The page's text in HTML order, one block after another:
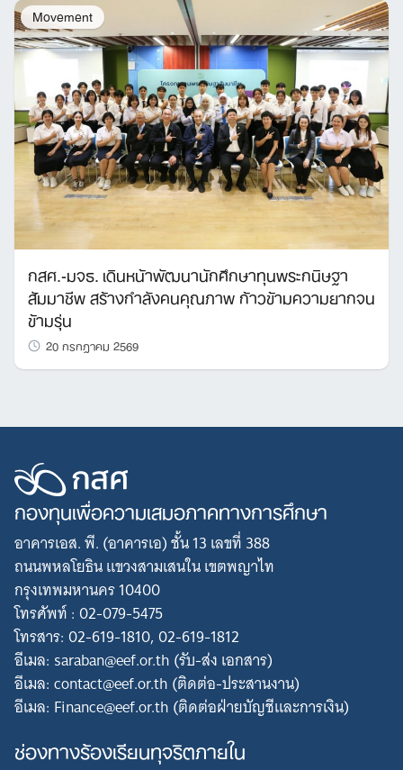
Movement
กสศ.-มจธ. เดินหน้าพัฒนานักศึกษาทุนพระกนิษฐา
สัมมาชีพ สร้างกำลังคนคุณภาพ ก้าวข้ามความยากจน
ข้ามรุ่น
20 กรกฎาคม 2569
กองทุนเพื่อความเสมอภาคทางการศึกษา
อาคารเอส. พี. (อาคารเอ) ชั้น 13 เลขที่ 388
ถนนพหลโยธิน แขวงสามเสนใน เขตพญาไท
กรุงเทพมหานคร 10400
โทรศัพท์ : 02-079-5475
โทรสาร: 02-619-1810, 02-619-1812
อีเมล: saraban@eef.or.th (รับ-ส่ง เอกสาร)
อีเมล: contact@eef.or.th (ติดต่อ-ประสานงาน)
อีเมล: Finance@eef.or.th (ติดต่อฝ่ายบัญชีและการเงิน)
ช่องทางร้องเรียนทุจริตภายใน